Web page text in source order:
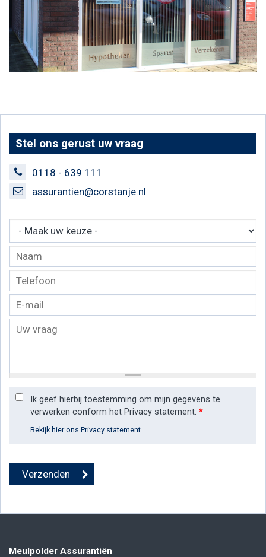
Stel ons gerust uw vraag
0118 - 639 111
assurantien@corstanje.nl
Ik geef hierbij toestemming om mijn gegevens te
verwerken conform het Privacy statement. *
Bekijk hier ons Privacy statement
Meulpolder Assurantiën